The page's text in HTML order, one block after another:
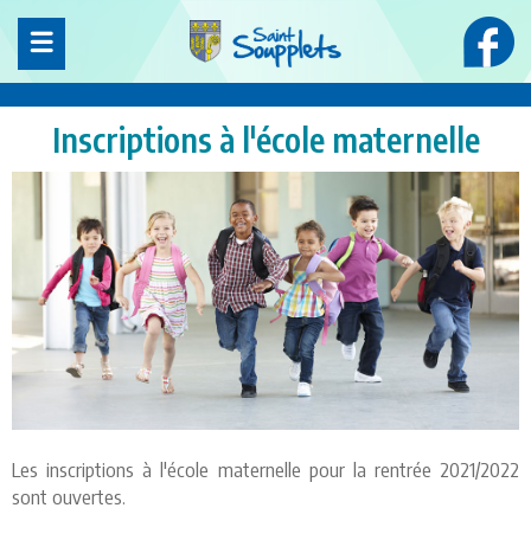
Inscriptions à l'école maternelle
Les inscriptions à l'école maternelle pour la rentrée 2021/2022
sont ouvertes.
Panneau de gestion des cookies